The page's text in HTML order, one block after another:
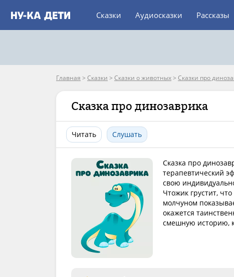
Сказки Аудиосказки Рассказы
Главная > Сказки > Сказки о животных> Сказки про
Сказка про динозаврика
Читать Слушать
Сказка про
терапевтический
свою
Чтожик грустит,
молчуном
окажется
смешную историю,